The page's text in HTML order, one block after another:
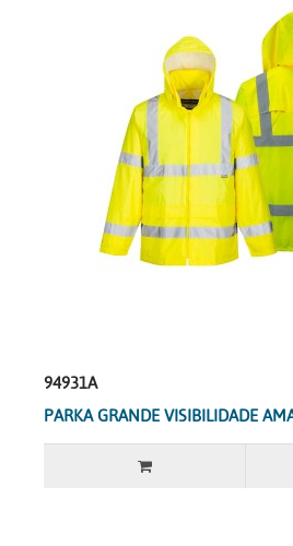
94931A
PARKA GRANDE VISIBILIDADE